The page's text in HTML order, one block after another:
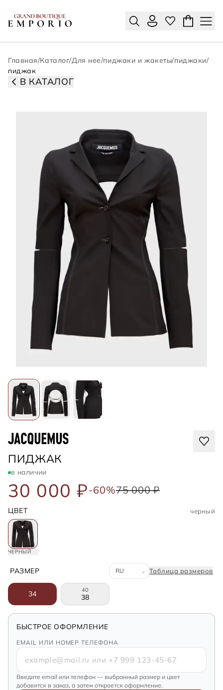
Главная/Каталог/Для нее/пиджаки и жакеты/пиджаки/
пиджак
В КАТАЛОГ
JACQUEMUS
ПИДЖАК
в наличии
30 000 ₽-60%75 000 ₽
ЦВЕТ черный
ЧЕРНЫЙ
РАЗМЕР Система размеров
⌄ Таблица размеров
34 40
38
БЫСТРОЕ ОФОРМЛЕНИЕ
EMAIL ИЛИ НОМЕР ТЕЛЕФОНА
Введите email или телефон — выбранный размер и цвет
добавятся в заказ, а затем откроется оформление.